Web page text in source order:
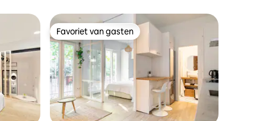
Favoriet van gasten
Favoriet van gasten